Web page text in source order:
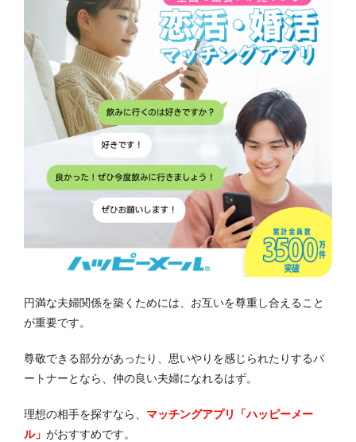
円満な夫婦関係を築くためには、お互いを尊重し合えること
が重要です。
尊敬できる部分があったり、思いやりを感じられたりするパ
ートナーとなら、仲の良い夫婦になれるはず。
理想の相手を探すなら、 マッチングアプリ「ハッピーメー
ル」 がおすすめです。